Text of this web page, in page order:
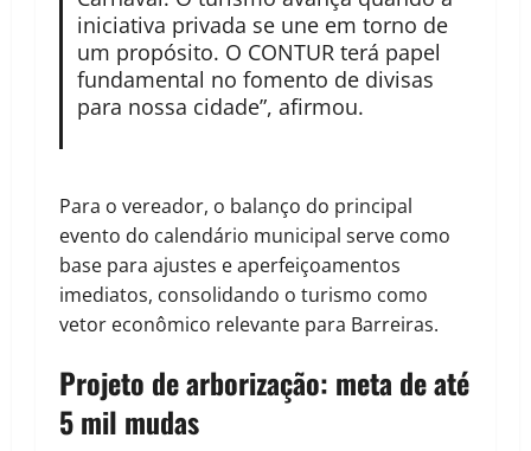
iniciativa privada se une em torno de
um propósito. O CONTUR terá papel
fundamental no fomento de divisas
para nossa cidade”, afirmou.
Para o vereador, o balanço do principal
evento do calendário municipal serve como
base para ajustes e aperfeiçoamentos
imediatos, consolidando o turismo como
vetor econômico relevante para Barreiras.
Projeto de arborização: meta de até
5 mil mudas